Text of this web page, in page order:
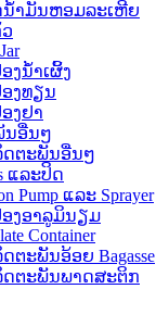
ນ້ໍາມັນຫອມລະເຫີຍ
ງນໍ້າເຜິ້ງ
ງທຽນ
ງຢາ
ນອື່ນໆ
ຕະພັນອື່ນໆ
ແລະປິດ
Pump ແລະ Sprayer
ງອາລູມິນຽມ
Container
ຕະພັນອ້ອຍ Bagasse
ຕະພັນພາດສະຕິກ